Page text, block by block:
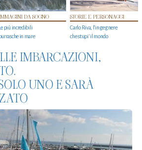
DA SOGNO
più incredibili
burrasche in mare
STORIE E PERSONAGGI
Carlo Riva, l’ingegnere
che stupi' il mondo
IMBARCAZIONI,
UNO E SARÀ